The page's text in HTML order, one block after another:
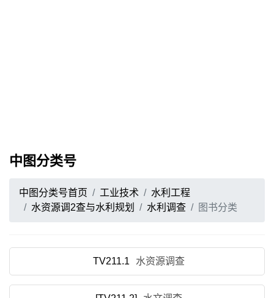
中图分类号
中图分类号首页 工业技术
水利工程
水资源调2查与水利规划
水利调查 图书分类
TV211.1 水资源调查